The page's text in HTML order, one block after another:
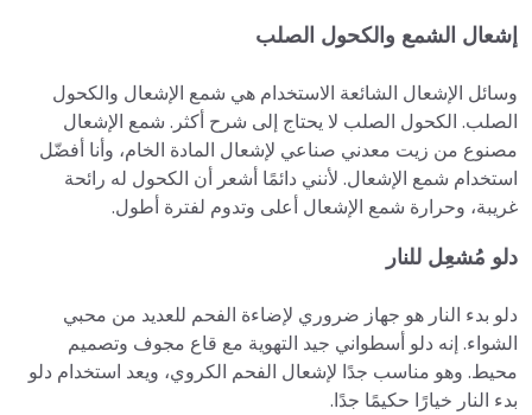
إشعال الشمع والكحول الصلب
وسائل الإشعال الشائعة الاستخدام هي شمع الإشعال والكحول
الصلب. الكحول الصلب لا يحتاج إلى شرح أكثر. شمع الإشعال
مصنوع من زيت معدني صناعي لإشعال المادة الخام، وأنا أفضّل
استخدام شمع الإشعال. لأنني دائمًا أشعر أن الكحول له رائحة
غريبة، وحرارة شمع الإشعال أعلى وتدوم لفترة أطول.
دلو مُشعِل للنار
دلو بدء النار هو جهاز ضروري لإضاءة الفحم للعديد من محبي
الشواء. إنه دلو أسطواني جيد التهوية مع قاع مجوف وتصميم
محيط. وهو مناسب جدًا لإشعال الفحم الكروي، ويعد استخدام دلو
بدء النار خيارًا حكيمًا جدًا.